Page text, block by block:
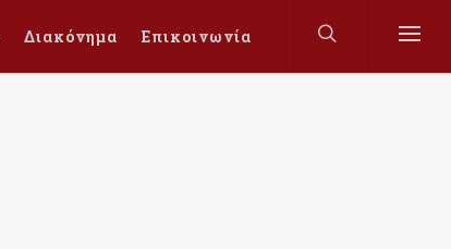
Διακόνημα Επικοινωνία